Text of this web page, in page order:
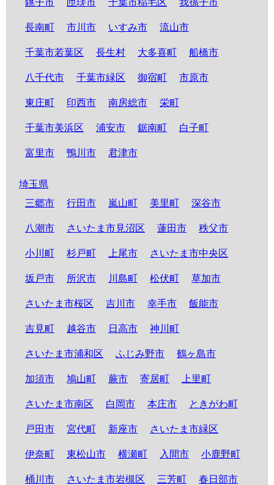
銚子市 匝瑳市 千葉市稲毛区 我孫子市
長南町 市川市 いすみ市 流山市
千葉市若葉区 長生村 大多喜町 船橋市
八千代市 千葉市緑区 御宿町 市原市
東庄町 印西市 南房総市 栄町
千葉市美浜区 浦安市 鋸南町 白子町
富里市 鴨川市 君津市
埼玉県
三郷市
行田市 嵐山町 美里町 深谷市
八潮市 さいたま市見沼区 蓮田市 秩父市
小川町 杉戸町 上尾市 さいたま市中央区
坂戸市 所沢市 川島町 松伏町 草加市
さいたま市桜区 吉川市 幸手市 飯能市
吉見町 越谷市 日高市 神川町
さいたま市浦和区 ふじみ野市 鶴ヶ島市
加須市 鳩山町 蕨市 寄居町 上里町
さいたま市南区 白岡市 本庄市 ときがわ町
戸田市 宮代町 新座市 さいたま市緑区
伊奈町 東松山市 横瀬町 入間市 小鹿野町
桶川市 さいたま市岩槻区 三芳町 春日部市